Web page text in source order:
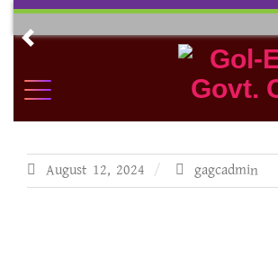
Skip
contentPrevious
August 12, 2024 gagcadmin